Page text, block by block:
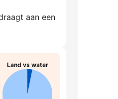
aan een
Land vs water